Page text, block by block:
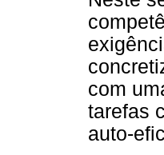
com
tarefas
auto-